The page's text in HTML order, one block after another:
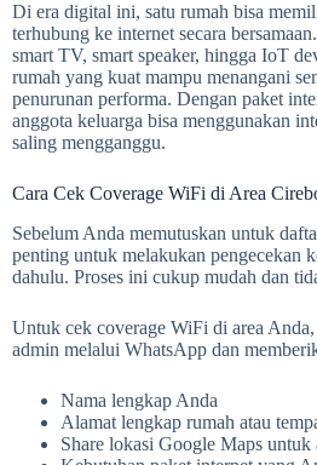
Di era digital ini, satu rumah bisa
terhubung ke internet secara
smart TV, smart speaker, hingga IoT
rumah yang kuat mampu menangani
penurunan performa. Dengan paket
anggota keluarga bisa menggunakan
saling mengganggu.
Cara Cek Coverage WiFi di Area
Sebelum Anda memutuskan untuk
penting untuk melakukan pengecekan
dahulu. Proses ini cukup mudah dan
Untuk cek coverage WiFi di area
admin melalui WhatsApp dan
Nama lengkap Anda
Alamat lengkap rumah atau
Share lokasi Google Maps